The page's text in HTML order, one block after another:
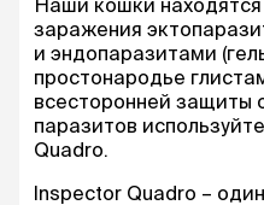
Наши кошки находятся
заражения
и эндопаразитами
простонародье
всесторонней защиты
паразитов
Quadro.
Inspector Quadro –